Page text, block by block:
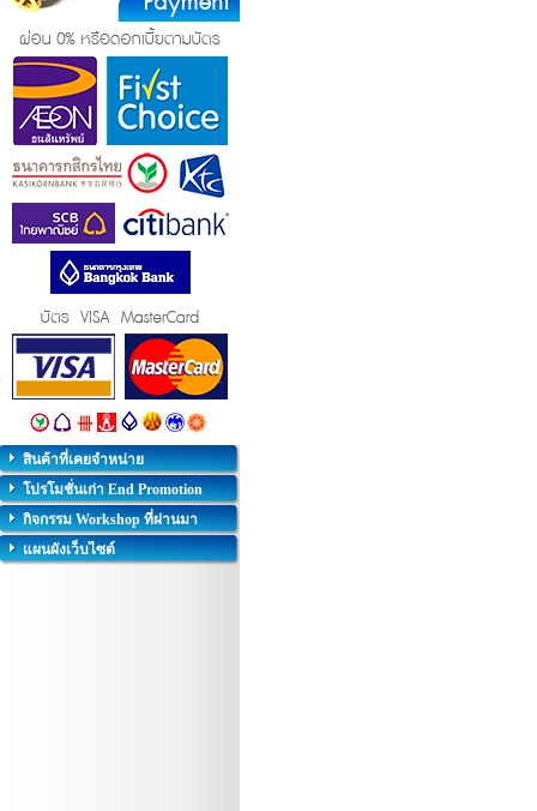
สินค้าที่เคยจำหน่าย
โปรโมชั่นเก่า End Promotion
กิจกรรม Workshop ที่ผ่านมา
แผนผังเว็บไซต์